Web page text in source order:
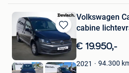
Bewaren
in
Mijn
Favorieten
Volkswagen
cabine
€ 19.950,-
2021 94.300